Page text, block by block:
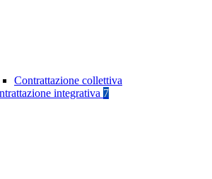
Contrattazione collettiva
integrativa 7